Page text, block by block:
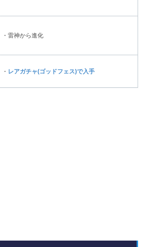
・雷神から進化
・ レアガチャ(ゴッドフェス)で入手